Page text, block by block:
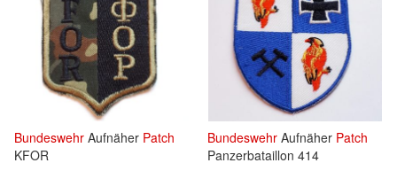
Bundeswehr Aufnäher Patch
KFOR
Bundeswehr Aufnäher Patch
Panzerbataillon 414